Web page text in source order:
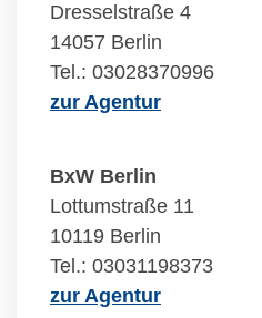
Dresselstraße 4
14057 Berlin
Tel.: 03028370996
zur Agentur
BxW Berlin
Lottumstraße 11
10119 Berlin
Tel.: 03031198373
zur Agentur